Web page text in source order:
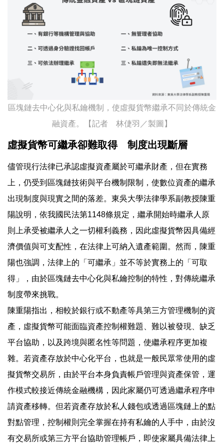
區塊鏈去中心化與私鑰機制，使虛擬貨幣繼承不同於傳統金
融資產。【記者 林倢羽／製圖】
虛擬貨幣可繼承卻難取得 制度出現斷層
儘管現行法律已承認虛擬資產屬於可繼承財產，但在實務
上，仍受到區塊鏈技術與平台機制限制，使數位資產的繼承
出現制度與現實之間的落差。東吳大學法律學系副教授陳重
陽說明，依我國民法第1148條規定，繼承開始時繼承人原
則上承受被繼承人之一切權利義務，因此虛擬貨幣因具備經
濟價值與可支配性，在法律上可納入遺產範圍。然而，陳重
陽也強調，法律上的「可繼承」並不等於實務上的「可取
得」，由於區塊鏈去中心化與私鑰控制的特性，對傳統繼承
制度帶來挑戰。
陳重陽指出，相較於銀行或不動產等具第三方管理機制的資
產，虛擬貨幣可能面臨資產控制權難題、難以被發現、缺乏
平台協助，以及跨境與匿名性等問題，使繼承程序更加複
雜。若資產存放於中心化平台，也就是一般民眾常使用的虛
擬貨幣交易所，由於平台本身負責帳戶管理與資產保管，運
作模式較接近傳統金融機構，因此家屬仍可透過繼承程序申
請資產移轉。但若資產存放於私人錢包或透過區塊鏈上的點
對點管理，控制權則完全掌握在持有私鑰的人手中，由於沒
有交易所或第三方平台協助管理帳戶，即使家屬具備法律上